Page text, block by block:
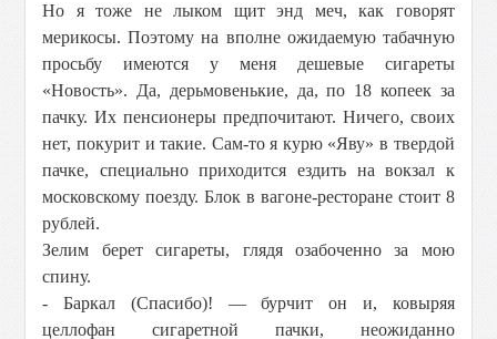
Но я тоже не лыком щит энд меч, как говорят
мерикосы. Поэтому на вполне ожидаемую табачную
просьбу имеются у меня дешевые сигареты
«Новость». Да, дерьмовенькие, да, по 18 копеек за
пачку. Их пенсионеры предпочитают. Ничего, своих
нет, покурит и такие. Сам-то я курю «Яву» в твердой
пачке, специально приходится ездить на вокзал к
московскому поезду. Блок в вагоне-ресторане стоит 8
рублей.
Зелим берет сигареты, глядя озабоченно за мою
спину.
- Баркал (Спасибо)! — бурчит он и, ковыряя
целлофан сигаретной пачки, неожиданно